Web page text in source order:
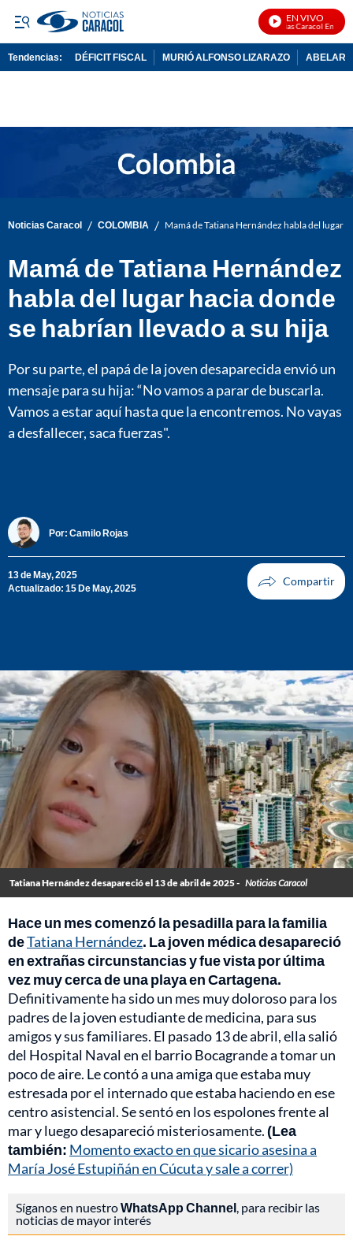
EN VIVO
Noticias Caracol En Vivo
Tendencias: DÉFICIT FISCAL MURIÓ ALFONSO LIZARAZO
Noticias Caracol / COLOMBIA / Mamá de Tatiana Hernández habla del lugar
Mamá de Tatiana Hernández
habla del lugar hacia donde
se habrían llevado a su hija
Por su parte, el papá de la joven desaparecida envió un
mensaje para su hija: “No vamos a parar de buscarla.
Vamos a estar aquí hasta que la encontremos. No vayas
a desfallecer, saca fuerzas".
Por: Camilo Rojas
13 de May, 2025
Actualizado: 15 De May, 2025
Tatiana Hernández desapareció el 13 de abril de 2025 - Noticias Caracol
Hace un mes comenzó la pesadilla para la familia
deTatiana Hernández. La joven médica desapareció
en extrañas circunstancias y fue vista por última
vez muy cerca de una playa en Cartagena.
Definitivamente ha sido un mes muy doloroso para los
padres de la joven estudiante de medicina, para sus
amigos y sus familiares. El pasado 13 de abril, ella salió
del Hospital Naval en el barrio Bocagrande a tomar un
poco de aire. Le contó a una amiga que estaba muy
estresada por el internado que estaba haciendo en ese
centro asistencial. Se sentó en los espolones frente al
mar y luego desapareció misteriosamente.(Lea
también: Momento exacto en que sicario asesina a
María José Estupiñán en Cúcuta y sale a correr)
Síganos en nuestroWhatsApp Channel, para recibir las
noticias de mayor interés